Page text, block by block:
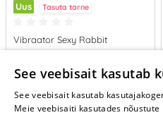
Uus Tasuta tarne
Vibraator Sexy Rabbit
44.95 €
LISA OSTUKORVI
See veebisait kasutab
See veebisait kasutab
Meie veebisaiti kasutades